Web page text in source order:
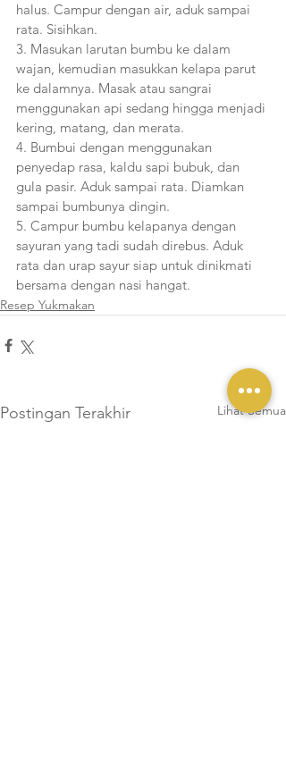
halus. Campur dengan air, aduk sampai
rata. Sisihkan.
3. Masukan larutan bumbu ke dalam
wajan, kemudian masukkan kelapa parut
ke dalamnya. Masak atau sangrai
menggunakan api sedang hingga menjadi
kering, matang, dan merata.
4. Bumbui dengan menggunakan
penyedap rasa, kaldu sapi bubuk, dan
gula pasir. Aduk sampai rata. Diamkan
sampai bumbunya dingin.
5. Campur bumbu kelapanya dengan
sayuran yang tadi sudah direbus. Aduk
rata dan urap sayur siap untuk dinikmati
bersama dengan nasi hangat.
Resep Yukmakan
Postingan Terakhir Lihat Semua